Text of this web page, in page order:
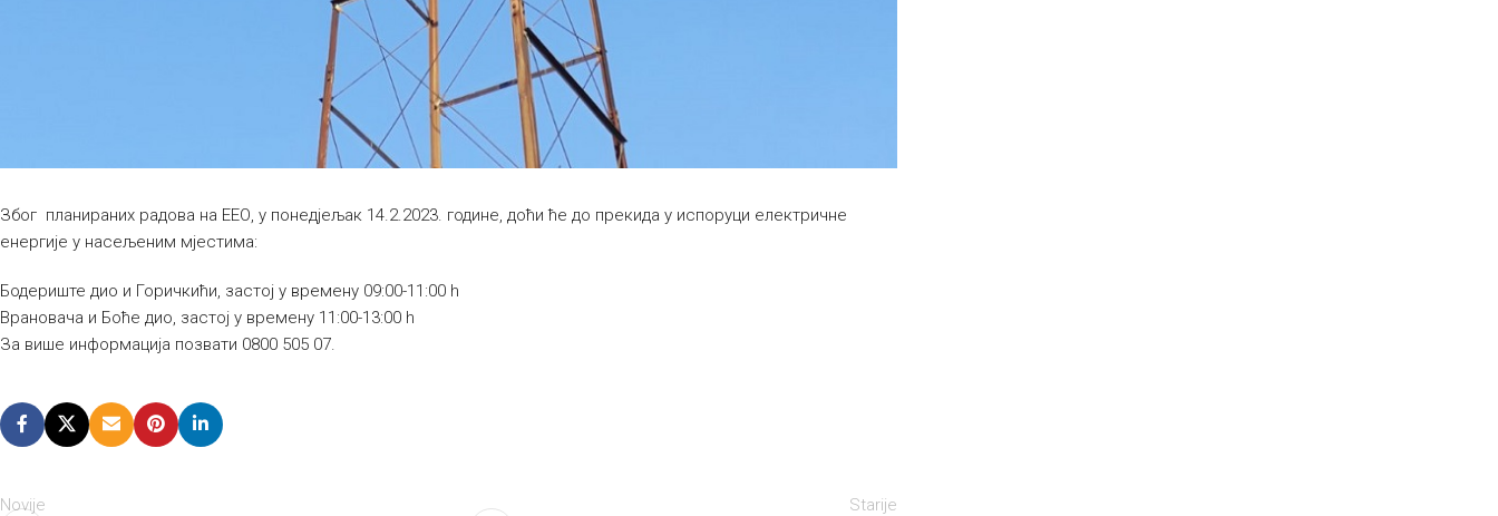
Због планираних радова на ЕЕО, у понедјељак 14.2.2023. године, доћи ће до прекида у испоруци електричне
енергије у насељеним мјестима:
Бодериште дио и Горичкићи, застој у времену 09:00-11:00 h
Врановача и Боће дио, застој у времену 11:00-13:00 h
За више информација позвати 0800 505 07.
Novije
Starije